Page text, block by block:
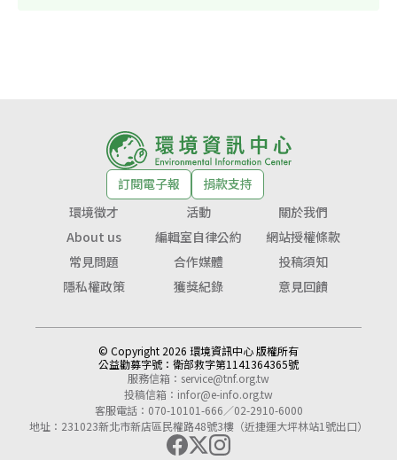
訂閱電子報
捐款支持
環境徵才
活動
關於我們
About us
編輯室自律公約
網站授權條款
常見問題
合作媒體
投稿須知
隱私權政策
獲獎紀錄 意見回饋
© Copyright 2026 環境資訊中心 版權所有
公益勸募字號： 衛部救字第1141364365號
服務信箱： service@tnf.org.tw
投稿信箱： infor@e-info.org.tw
客服電話：070-10101-666／02-2910-6000
地址：231023新北市新店區民權路48號3樓（近捷運大坪林站1號出口）